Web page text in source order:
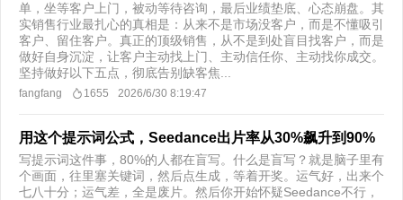
单，坐等客户上门，被动等待咨询，最后业绩垫底、心态崩盘。其
实销售行业最扎心的真相是：从来不是市场没客户，而是不懂吸引
客户、留住客户。真正的顶级销售，从不是到处盲目找客户，而是
做好自身沉淀，让客户主动找上门、主动信任你、主动找你成交。
坚持做好以下五点，彻底告别缺客焦...
fangfang 1655 2026/6/30 8:19:47
用这个提示词公式，Seedance出片率从30%飙升到90%
写提示词这件事，80%的人都在盲写。什么是盲写？就是脑子里有
个画面，往里塞关键词，然后点生成，等着开奖。运气好，出来个
七八十分；运气差，全是废片。然后你开始怀疑Seedance不行，